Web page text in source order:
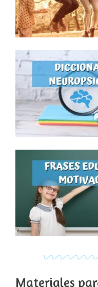
Materiales